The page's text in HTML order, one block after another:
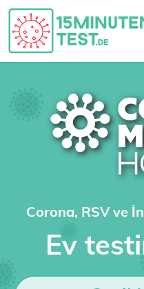
Corona, RSV ve
Ev